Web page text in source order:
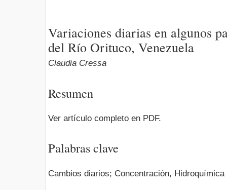
Variaciones diarias en algunos
del Río Orituco, Venezuela
Claudia Cressa
Resumen
Ver artículo completo en PDF.
Palabras clave
Cambios diarios; Concentración, Hidroquímica